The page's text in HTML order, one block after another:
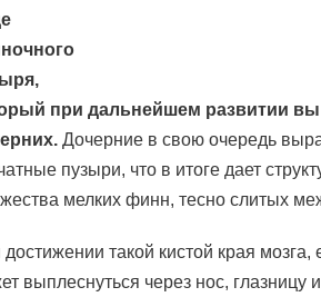
при дальнейшем развитии
Дочерние в свою очередь
пузыри, что в итоге дает
мелких финн, тесно слитых
достижении такой кистой края
выплеснуться через нос, глазницу